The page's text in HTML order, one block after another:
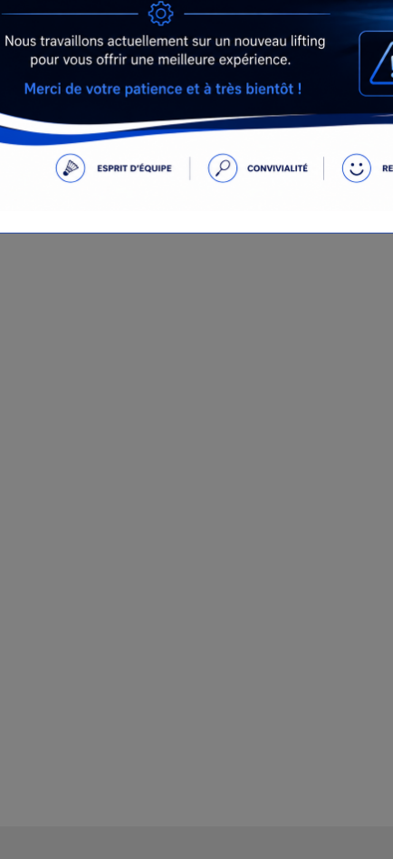
Retour